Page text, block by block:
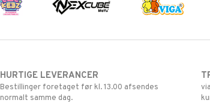
HURTIGE LEVERANCER
Bestillinger foretaget før kl. 13.00 afsendes
normalt samme dag.